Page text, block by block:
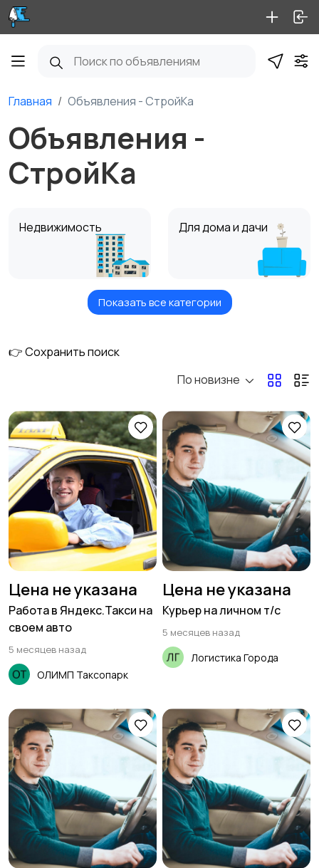
Главная Объявления - СтройКа
Объявления -
СтройКа
Недвижимость Для дома и дачи
Стройматериалы
Отделочные
лестницы
Водоснабжение,
отопление,
вентиляция
Услуги
Транспорт Вакансии
Для Бизнеса
Показать все категории
👉 Сохранить поиск
По новизне
Цена не указана
Работа в Яндекс.Такси на
своем авто
5 месяцев назад
ОЛИМП Таксопарк
Цена не указана
Курьер на личном т/с
5 месяцев назад
Логистика Города